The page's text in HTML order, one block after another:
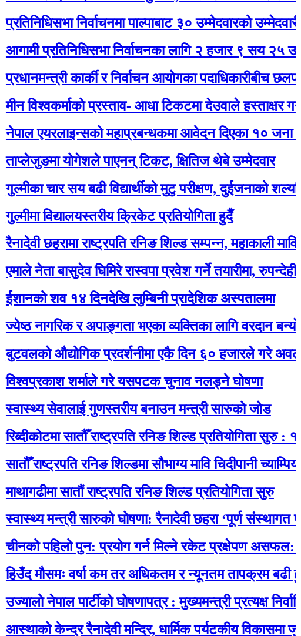
निर्वाचनमा पाल्पाबाट ३० उम्मेदवारको उम्मेदवारी दर्ता
प्रतिनिधिसभा निर्वाचनका लागि २ हजार ९ सय २५ उम्मेदवारले
कार्की र निर्वाचन आयोगका पदाधिकारीबीच छलफल हुँदै
प्रस्ताव- आधा टिकटमा देउवाले हस्ताक्षर गर्नुभयो,
महाप्रबन्धकमा आवेदन दिएका १० जना
योगेशले पाएनन् टिकट, क्षितिज थेबे उम्मेदवार
चार सय बढी विद्यार्थीको मुटु परीक्षण, दुईजनाको शल्यक्रिया
विद्यालयस्तरीय क्रिकेट प्रतियोगिता हुदैँ
छहरामा राष्ट्रपति रनिङ शिल्ड सम्पन्न, महाकाली मावि बन्यो
बासुदेव घिमिरे रास्वपा प्रवेश गर्ने तयारीमा, रुपन्देही २ बाट
शव १४ दिनदेखि लुम्बिनी प्रादेशिक अस्पतालमा
र अपाङ्गता भएका व्यक्तिका लागि वरदान बन्यो
औद्योगिक प्रदर्शनीमा एकै दिन ६० हजारले गरे अवलोकन
शर्माले गरे यसपटक चुनाव नलड्ने घोषणा
सेवालाई गुणस्तरीय बनाउन मन्त्री सारुको जोड
सातौँ राष्ट्रपति रनिङ शिल्ड प्रतियोगिता सुरु : १४
रनिङ शिल्डमा सौभाग्य मावि चिदीपानी च्याम्पियन
सातौं राष्ट्रपति रनिङ शिल्ड प्रतियोगिता सुरु
मन्त्री सारुको घोषणा: रैनादेवी छहरा ‘पूर्ण संस्थागत प्रसूति
पहिलो पुन: प्रयोग गर्न मिल्ने रकेट प्रक्षेपण असफल: पृथ्वीमा
वर्षा कम तर अधिकतम र न्यूनतम तापक्रम बढी हुने
नेपाल पार्टीको घोषणापत्र : मुख्यमन्त्री प्रत्यक्ष निर्वाचित,
केन्द्र रैनादेवी मन्दिर, धार्मिक पर्यटकीय विकासमा जुर्मराउँदै